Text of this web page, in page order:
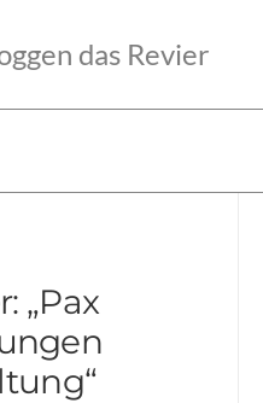
das Revier
„Pax